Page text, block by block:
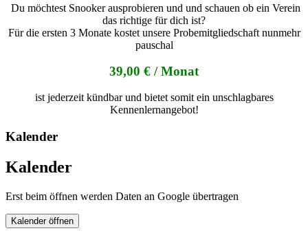
Du möchtest Snooker ausprobieren und und schauen ob ein Verein
das richtige für dich ist?
Für die ersten 3 Monate kostet unsere Probemitgliedschaft nunmehr
pauschal
39,00 € / Monat
ist jederzeit kündbar und bietet somit ein unschlagbares
Kennenlernangebot!
Kalender
Kalender
Erst beim öffnen werden Daten an Google übertragen
Kalender öffnen